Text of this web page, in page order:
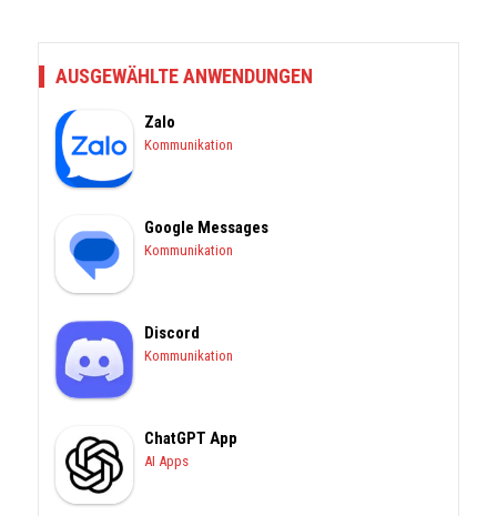
AUSGEWÄHLTE ANWENDUNGEN
Zalo
Kommunikation
Google Messages
Kommunikation
Discord
Kommunikation
ChatGPT App
AI Apps